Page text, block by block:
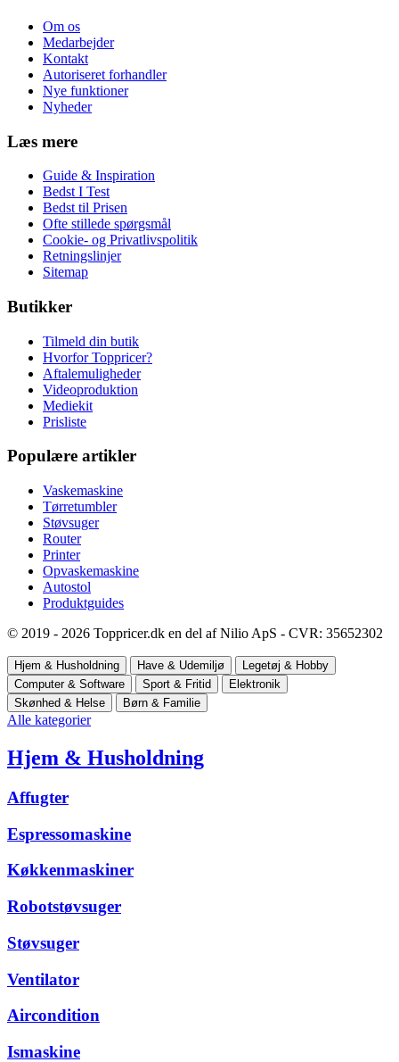
Om os
Medarbejder
Kontakt
Autoriseret forhandler
Nye funktioner
Nyheder
Læs mere
Guide & Inspiration
Bedst I Test
Bedst til Prisen
Ofte stillede spørgsmål
Cookie- og Privatlivspolitik
Retningslinjer
Sitemap
Butikker
Tilmeld din butik
Hvorfor Toppricer?
Aftalemuligheder
Videoproduktion
Mediekit
Prisliste
Populære artikler
Vaskemaskine
Tørretumbler
Støvsuger
Router
Printer
Opvaskemaskine
Autostol
Produktguides
© 2019 - 2026 Toppricer.dk en del af Nilio ApS - CVR: 35652302
Hjem & Husholdning Have & Udemiljø
Legetøj & Hobby
Computer & Software
Sport & Fritid
Elektronik
Skønhed & Helse
Børn & Familie
Alle kategorier
Hjem & Husholdning
Affugter
Espressomaskine
Køkkenmaskiner
Robotstøvsuger
Støvsuger
Ventilator
Aircondition
Ismaskine